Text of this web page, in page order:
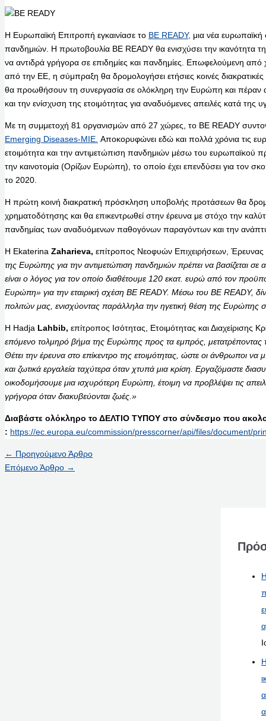
Η Ευρωπαϊκή Επιτροπή εγκαινίασε το BE READY, μια νέα ευρωπαϊκή
πανδημιών. Η πρωτοβουλία BE READY θα ενισχύσει την ικανότητα
να αντιδρά γρήγορα σε επιδημίες και πανδημίες. Επωφελούμενη
από την ΕΕ, η σύμπραξη θα δρομολογήσει ετήσιες κοινές
θα προωθήσουν τη συνεργασία σε ολόκληρη την Ευρώπη και πέραν
και την ενίσχυση της ετοιμότητας για αναδυόμενες απειλές κατά της
Με τη συμμετοχή 81 οργανισμών από 27 χώρες, το BE READY
Emerging Diseases-MIE. Αποκορυφώνει εδώ και πολλά χρόνια τις
ετοιμότητα και την αντιμετώπιση πανδημιών μέσω του ευρωπαϊκού
την καινοτομία (Ορίζων Ευρώπη), το οποίο έχει επενδύσει για τον
το 2020.
Η πρώτη κοινή διακρατική πρόσκληση υποβολής προτάσεων θα
χρηματοδότησης και θα επικεντρωθεί στην έρευνα με στόχο την
πανδημίας των αναδυόμενων παθογόνων παραγόντων και την
Η Ekaterina Zaharieva, επίτροπος Νεοφυών Επιχειρήσεων, Έρευνας
της Ευρώπης για την αντιμετώπιση πανδημιών πρέπει να βασίζεται σε
είναι ο λόγος για τον οποίο διαθέτουμε 120 εκατ. ευρώ από τον
Ευρώπη» για την εταιρική σχέση BE READY. Μέσω του BE READY,
πολιτών μας, ενισχύοντας παράλληλα την ηγετική θέση της Ευρώπης
Η Hadja Lahbib, επίτροπος Ισότητας, Ετοιμότητας και Διαχείρισης
επόμενο τολμηρό βήμα της Ευρώπης προς τα εμπρός, μετατρέποντας
Θέτει την έρευνα στο επίκεντρο της ετοιμότητας, ώστε οι άνθρωποι
και ζωτικά εργαλεία ταχύτερα όταν χτυπά μια κρίση. Εργαζόμαστε
οικοδομήσουμε μια ισχυρότερη Ευρώπη, έτοιμη να προβλέψει τις
γρήγορα όταν διακυβεύονται ζωές.»
Διαβάστε ολόκληρο το ΔΕΛΤΙΟ ΤΥΠΟΥ στο σύνδεσμο που
: https://ec.europa.eu/commission/presscorner/api/files/document/
← Προηγούμενο Άρθρο
Επόμενο Άρθρο →